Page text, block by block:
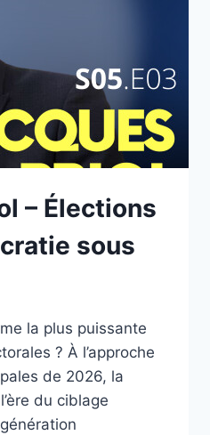
– Élections
sous
la plus puissante
? À l’approche
de 2026, la
du ciblage